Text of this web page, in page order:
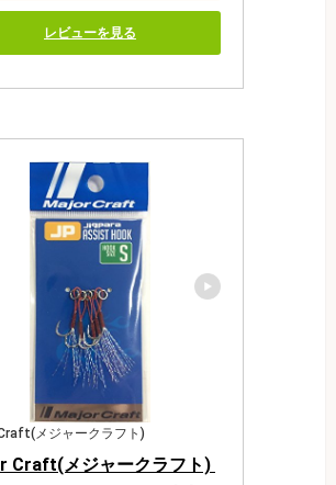
レビューを見る
メジャークラフト)
Craft(メジャークラフト)